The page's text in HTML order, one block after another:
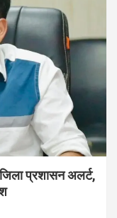
जिला प्रशासन अलर्ट,